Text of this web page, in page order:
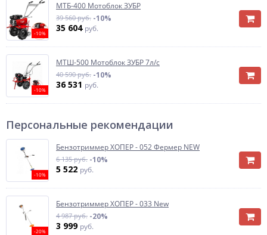
-10%
МТБ-400 Мотоблок ЗУБР
39 560 руб. -10%
35 604 руб.
-10%
МТШ-500 Мотоблок ЗУБР 7л/с
40 590 руб. -10%
36 531 руб.
Персональные рекомендации
-10%
Бензотриммер ХОПЕР - 052 Фермер NEW
6 135 руб. -10%
5 522 руб.
-20%
Бензотриммер ХОПЕР - 033 New
4 987 руб. -20%
3 999 руб.